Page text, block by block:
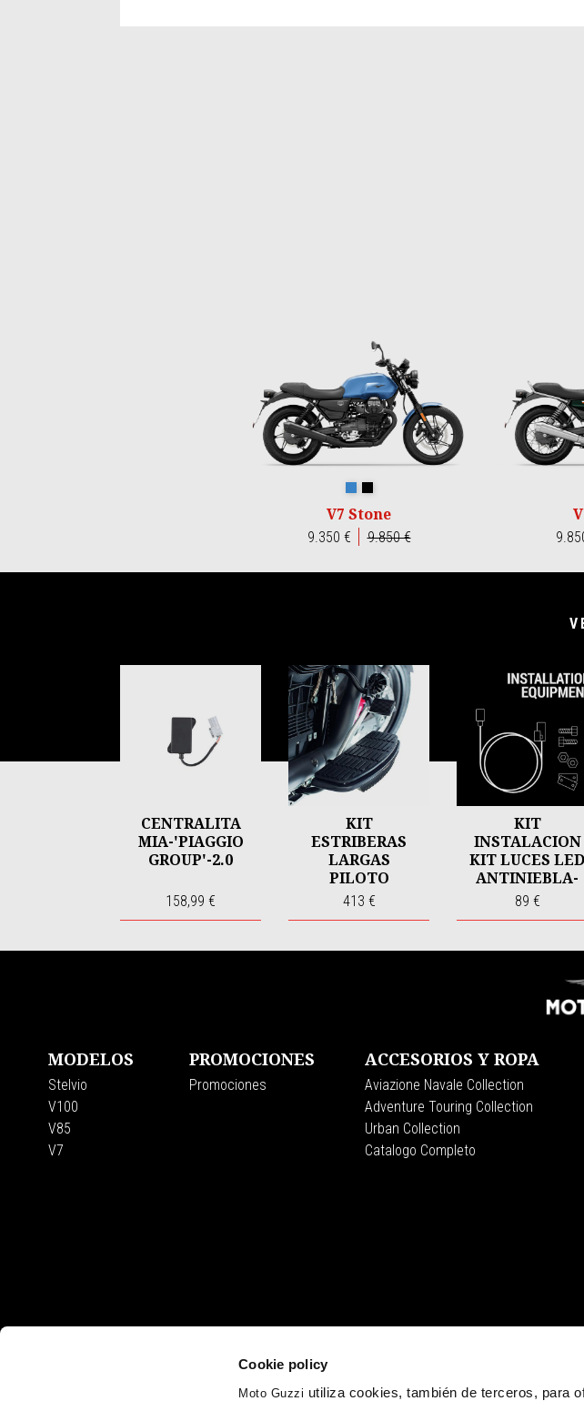
Cookie policy
Moto Guzzi utiliza cookies, también de terceros, para
V7 Stone
9.350 € 9.850 €
CENTRALITA
MIA-'PIAGGIO
GROUP'-2.0
158,99 €
KIT
ESTRIBERAS
LARGAS
PILOTO
'GUZZI' NEGRO
413 €
KIT
INSTALACION
KIT LUCES LED
ANTINIEBLA-
GUZZI-V100
89 €
Item
MODELOS
Stelvio
V100
V85
V7
PROMOCIONES
Promociones
ACCESORIOS Y ROPA
Aviazione Navale Collection
Adventure Touring Collection
Urban Collection
Catalogo Completo